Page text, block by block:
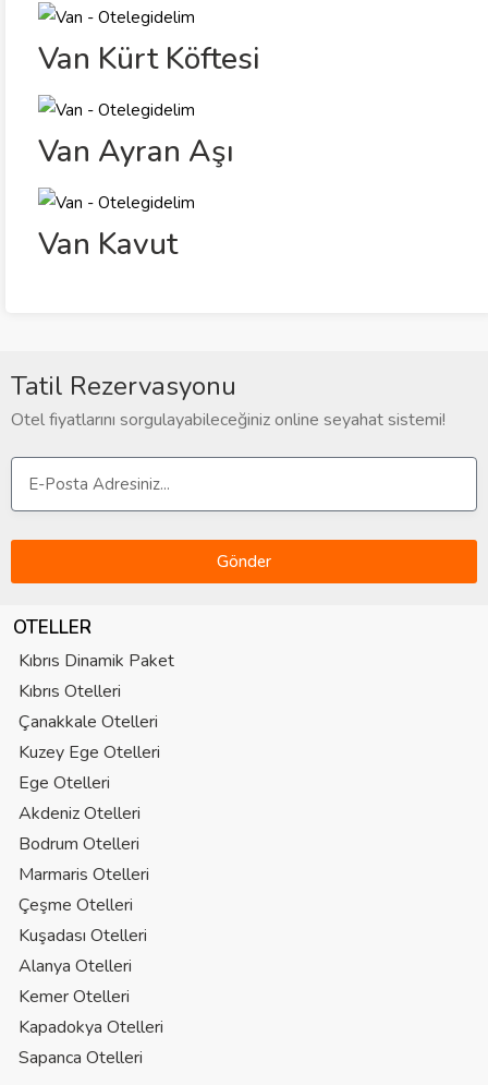
Van Kürt Köftesi
Van Ayran Aşı
Van Kavut
Tatil Rezervasyonu
Otel fiyatlarını sorgulayabileceğiniz online seyahat sistemi!
Gönder
OTELLER
Kıbrıs Dinamik Paket
Kıbrıs Otelleri
Çanakkale Otelleri
Kuzey Ege Otelleri
Ege Otelleri
Akdeniz Otelleri
Bodrum Otelleri
Marmaris Otelleri
Çeşme Otelleri
Kuşadası Otelleri
Alanya Otelleri
Kemer Otelleri
Kapadokya Otelleri
Sapanca Otelleri